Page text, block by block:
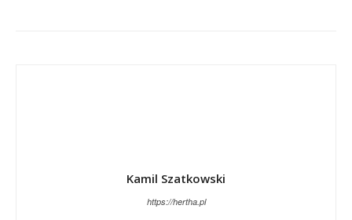
Kamil Szatkowski
https://hertha.pl